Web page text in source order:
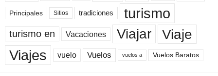
Principales Sitios tradiciones turismo
turismo en Vacaciones Viajar Viaje
Viajes vuelo Vuelos vuelos a Vuelos Baratos